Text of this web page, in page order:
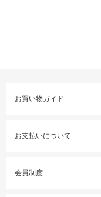
お買い物ガイド
お支払いについて
会員制度